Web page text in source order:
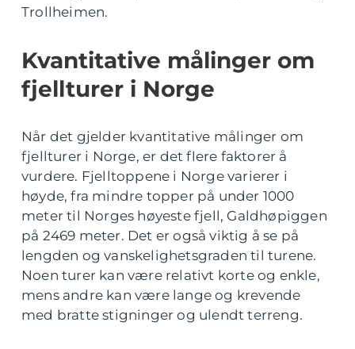
Trollheimen.
Kvantitative målinger om
fjellturer i Norge
Når det gjelder kvantitative målinger om
fjellturer i Norge, er det flere faktorer å
vurdere. Fjelltoppene i Norge varierer i
høyde, fra mindre topper på under 1000
meter til Norges høyeste fjell, Galdhøpiggen
på 2469 meter. Det er også viktig å se på
lengden og vanskelighetsgraden til turene.
Noen turer kan være relativt korte og enkle,
mens andre kan være lange og krevende
med bratte stigninger og ulendt terreng.